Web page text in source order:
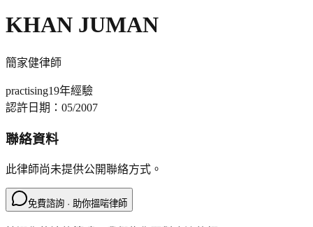
KHAN JUMAN
簡家健律師
practising19年經驗
認許日期： 05/2007
聯絡資料
此律師尚未提供公開聯絡方式。
免費諮詢 · 助你搵啱律師